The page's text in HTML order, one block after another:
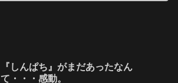
『しんぱち』がまだあったなん
て・・・感動。